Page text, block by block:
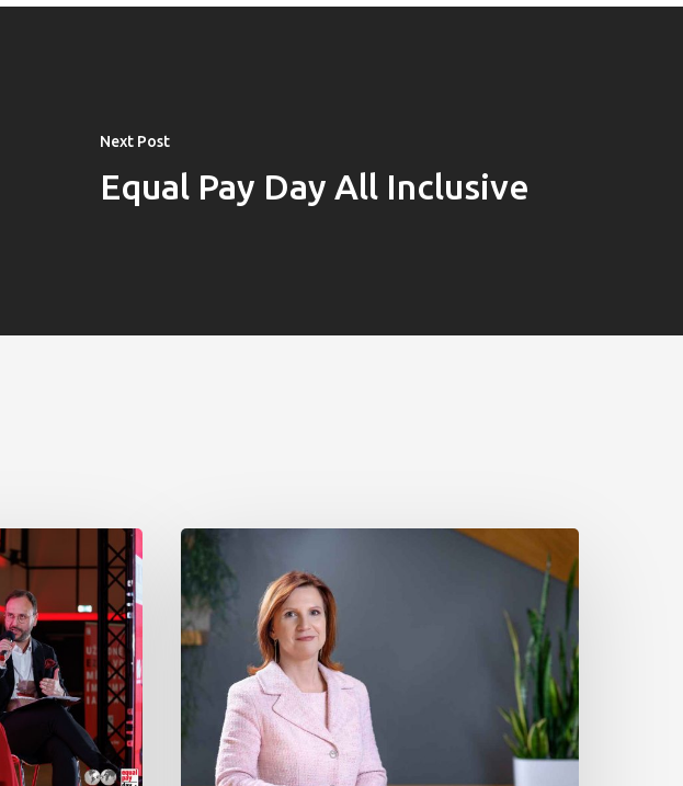
Next Post
Equal Pay Day All Inclusive